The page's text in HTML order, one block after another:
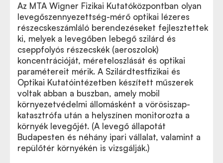
Az MTA Wigner Fizikai Kutatóközpontban olyan
levegőszennyezettség-mérő optikai lézeres
részecskeszámláló berendezéseket fejlesztettek
ki, melyek a levegőben lebegő szilárd és
cseppfolyós részecskék (aeroszolok)
koncentrációját, méreteloszlását és optikai
paramétereit mérik. A Szilárdtestfizikai és
Optikai Kutatóintézetben készített műszerek
voltak abban a buszban, amely mobil
környezetvédelmi állomásként a vörösiszap-
katasztrófa után a helyszínen monitorozta a
környék levegőjét. (A levegő állapotát
Budapesten és néhány ipari vállalat, valamint a
repülőtér környékén is vizsgálják.)